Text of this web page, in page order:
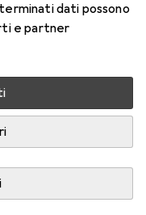
dati possono
e partner